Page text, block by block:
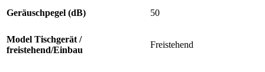
Geräuschpegel (dB) 50
Model Tischgerät /
freistehend/Einbau
Freistehend